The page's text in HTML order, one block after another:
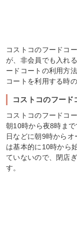
コストコのフードコ
が、非会員でも入れ
ードコートの利用方
コートを利用する時
コストコのフード
コストコのフードコ
朝10時から夜8時ま
日などに朝9時から
は基本的に10時から
ていないので、閉店
す。